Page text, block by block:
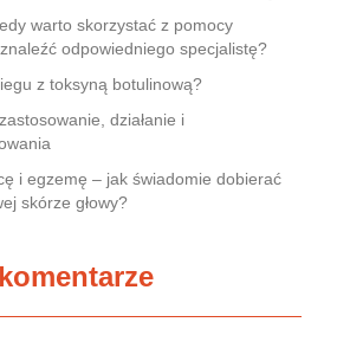
warto skorzystać z pomocy
odpowiedniego specjalistę?
z toksyną botulinową?
działanie i
i egzemę – jak świadomie dobierać
skórze głowy?